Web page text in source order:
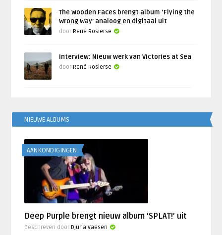
The Wooden Faces brengt album ‘Flying the
Wrong Way’ analoog en digitaal uit
door René Rosierse
Interview: Nieuw werk van Victories at Sea
door René Rosierse
NIEUWE ALBUMS
AANKONDIGINGEN
Deep Purple brengt nieuw album ‘SPLAT!’ uit
Geschreven door Djuna Vaesen